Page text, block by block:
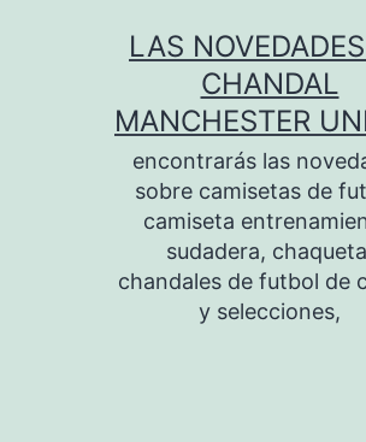
LAS
CHANDAL
MANCHESTER
encontrarás las
sobre camisetas de
camiseta
sudadera,
chandales de futbol de
y selecciones,